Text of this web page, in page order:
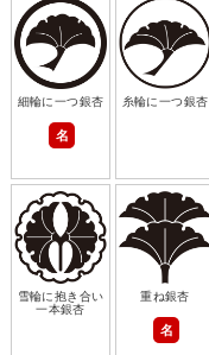
細輪に一つ銀杏
名
糸輪に一つ銀杏
雪輪に抱き合い
一本銀杏
重ね銀杏
名